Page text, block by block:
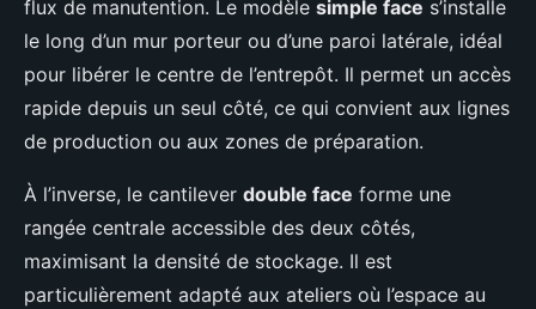
flux de manutention. Le modèle simple face s’installe
le long d’un mur porteur ou d’une paroi latérale, idéal
pour libérer le centre de l’entrepôt. Il permet un accès
rapide depuis un seul côté, ce qui convient aux lignes
de production ou aux zones de préparation.
À l’inverse, le cantilever double face forme une
rangée centrale accessible des deux côtés,
maximisant la densité de stockage. Il est
particulièrement adapté aux ateliers où l’espace au